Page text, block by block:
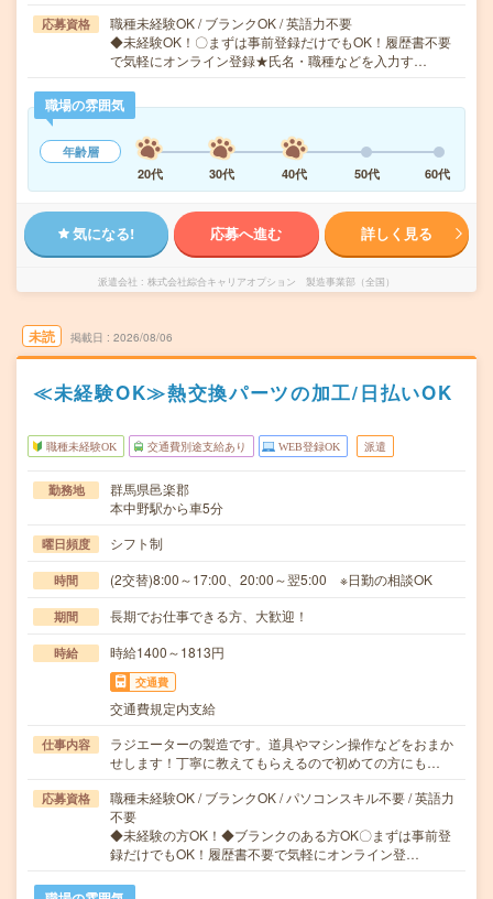
応募資格
職種未経験OK / ブランクOK / 英語力不要
◆未経験OK！〇まずは事前登録だけでもOK！履歴書不要
で気軽にオンライン登録★氏名・職種などを入力す…
職場の雰囲気
年齢層
20代
30代 40代 50代 60代
気になる! 応募へ進む 詳しく見る
派遣会社 株式会社綜合キャリアオプション 製造事業部（全国）
未読 掲載日 2026/08/06
≪未経験OK≫熱交換パーツの加工/日払いOK
職種未経験OK 交通費別途支給あり WEB登録OK 派遣
勤務地
群馬県邑楽郡
本中野駅から車5分
曜日頻度 シフト制
時間 (2交替)8:00～17:00、20:00～翌5:00 ※日勤の相談OK
期間 長期でお仕事できる方、大歓迎！
時給 時給1400～1813円
交通費
交通費規定内支給
仕事内容
ラジエーターの製造です。道具やマシン操作などをおまか
せします！丁寧に教えてもらえるので初めての方にも…
応募資格
職種未経験OK / ブランクOK / パソコンスキル不要 / 英語力
不要
◆未経験の方OK！◆ブランクのある方OK〇まずは事前登
録だけでもOK！履歴書不要で気軽にオンライン登…